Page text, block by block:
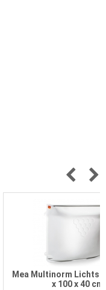
Mea Multinorm
x 100 x 40 cm